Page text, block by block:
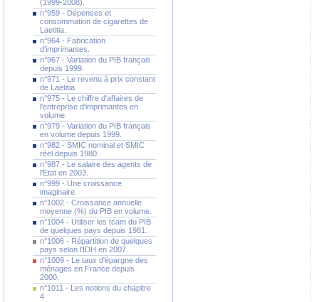
(1999-2008).
n°959 - Dépenses et
consommation de cigarettes de
Laetitia.
n°964 - Fabrication
d'imprimantes.
n°967 - Variation du PIB français
depuis 1999.
n°971 - Le revenu à prix constant
de Laetitia
n°975 - Le chiffre d'affaires de
l'entreprise d'imprimantes en
volume.
n°979 - Variation du PIB français
en volume depuis 1999.
n°982 - SMIC nominal et SMIC
réel depuis 1980.
n°987 - Le salaire des agents de
l'Etat en 2003.
n°999 - Une croissance
imaginaire.
n°1002 - Croissance annuelle
moyenne (%) du PIB en volume.
n°1004 - Utiliser les tcam du PIB
de quelques pays depuis 1981.
n°1006 - Répartition de quelques
pays selon l'IDH en 2007.
n°1009 - Le taux d'épargne des
ménages en France depuis
2000.
n°1011 - Les notions du chapitre
4